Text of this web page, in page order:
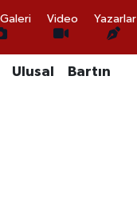
Video Yazarlar
Ulusal Bartın